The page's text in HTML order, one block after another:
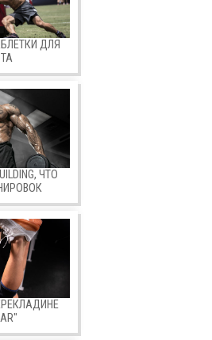
ДЛЯ
ЧТО